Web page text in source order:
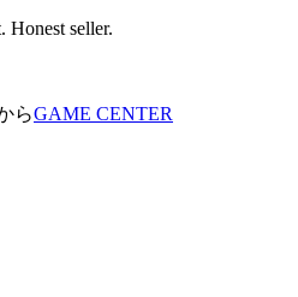
Honest seller.
らGAME CENTER